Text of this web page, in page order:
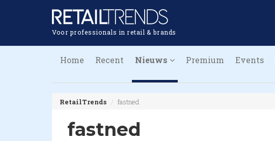
Voor professionals in retail & brands
Home Recent Nieuws Premium Events
RetailTrends fastned
fastned